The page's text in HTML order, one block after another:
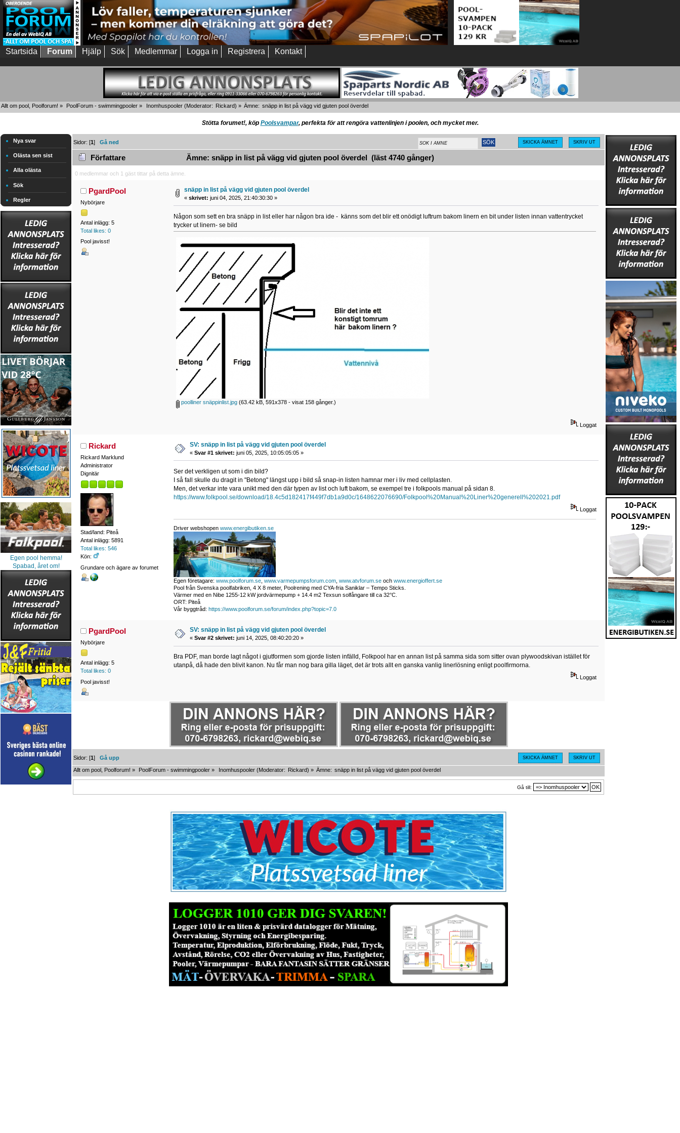
Startsida Forum Hjälp Sök Medlemmar Logga in Registrera Kontakt
Allt om pool, Poolforum! » PoolForum - swimmingpooler » Inomhuspooler(Moderator: Rickard) » Ämne: snäpp in list på vägg vid gjuten pool överdel
Stötta forumet!, köp Poolsvampar, perfekta för att rengöra vattenlinjen i poolen, och mycket mer.
Nya svar
Olästa sen sist
Alla olästa
Sök
Regler
Egen pool hemma!
Spabad, året om!
SKICKA ÄMNET SKRIV UT
Sidor: [1]Gå ned
Författare Ämne: snäpp in list på vägg vid gjuten pool överdel (läst 4740 gånger)
0 medlemmar och 1 gäst tittar på detta ämne.
PgardPool
Nybörjare
Antal inlägg: 5
Total likes: 0
Pool javisst!
snäpp in list på vägg vid gjuten pool överdel
« skrivet: juni 04, 2025, 21:40:30:30 »
Någon som sett en bra snäpp in list eller har någon bra ide - känns som det blir ett onödigt luftrum bakom linern en bit under listen innan vattentrycket
trycker ut linern- se bild
poolliner snäppinlist.jpg(63.42 kB, 591x378 - visat 158 gånger.)
Loggat
Rickard
Rickard Marklund
Administrator
Dignitär
Stad/land: Piteå
Antal inlägg: 5891
Total likes: 546
Kön:
Grundare och ägare av forumet
SV: snäpp in list på vägg vid gjuten pool överdel
« Svar #1 skrivet: juni 05, 2025, 10:05:05:05 »
Ser det verkligen ut som i din bild?
I så fall skulle du dragit in "Betong" längst upp i bild så snap-in listen hamnar mer i liv med cellplasten.
Men, det verkar inte vara unikt med den där typen av list och luft bakom, se exempel tre i folkpools manual på sidan 8.
https://www.folkpool.se/download/18.4c5d182417f449f7db1a9d0c/1648622076690/Folkpool%20Manual%20Liner%20generell%202021.pdf
Loggat
Driver webshopen www.energibutiken.se
Egen företagare: www.poolforum.se, www.varmepumpsforum.com, www.atvforum.seoch www.energioffert.se
Pool från Svenska poolfabriken, 4 X 8 meter, Poolrening med CYA-fria Saniklar – Tempo Sticks.
Värmer med en Nibe 1255-12 kW jordvärmepump + 14.4 m2 Texsun solfångare till ca 32°C.
ORT: Piteå
Vår byggtråd: https://www.poolforum.se/forum/index.php?topic=7.0
PgardPool
Nybörjare
Antal inlägg: 5
Total likes: 0
Pool javisst!
SV: snäpp in list på vägg vid gjuten pool överdel
« Svar #2 skrivet: juni 14, 2025, 08:40:20:20 »
Bra PDF, man borde lagt något i gjutformen som gjorde listen infälld, Folkpool har en annan list på samma sida som sitter ovan plywoodskivan istället för
utanpå, då hade den blivit kanon. Nu får man nog bara gilla läget, det är trots allt en ganska vanlig linerlösning enligt poolfirmorna.
Loggat
SKICKA ÄMNET SKRIV UT
Sidor: [1]Gå upp
Allt om pool, Poolforum! » PoolForum - swimmingpooler » Inomhuspooler(Moderator: Rickard) » Ämne: snäpp in list på vägg vid gjuten pool överdel
Gå till: